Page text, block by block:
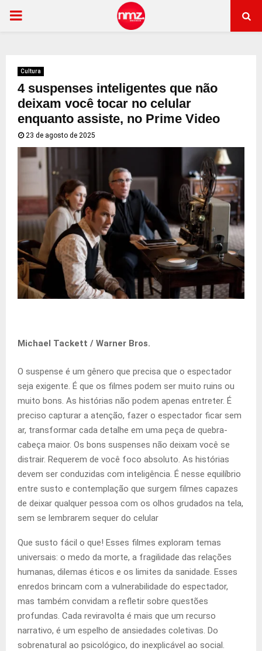
PRIMARY
Cultura
4 suspenses inteligentes que não
deixam você tocar no celular
enquanto assiste, no Prime Video
23 de agosto de 2025
Michael Tackett / Warner Bros.
O suspense é um gênero que precisa que o espectador
seja exigente. É que os filmes podem ser muito ruins ou
muito bons. As histórias não podem apenas entreter. É
preciso capturar a atenção, fazer o espectador ficar sem
ar, transformar cada detalhe em uma peça de quebra-
cabeça maior. Os bons suspenses não deixam você se
distrair. Requerem de você foco absoluto. As histórias
devem ser conduzidas com inteligência. É nesse equilíbrio
entre susto e contemplação que surgem filmes capazes
de deixar qualquer pessoa com os olhos grudados na tela,
sem se lembrarem sequer do celular
Que susto fácil o que! Esses filmes exploram temas
universais: o medo da morte, a fragilidade das relações
humanas, dilemas éticos e os limites da sanidade. Esses
enredos brincam com a vulnerabilidade do espectador,
mas também convidam a refletir sobre questões
profundas. Cada reviravolta é mais que um recurso
narrativo, é um espelho de ansiedades coletivas. Do
sobrenatural ao psicológico, do inexplicável ao social.